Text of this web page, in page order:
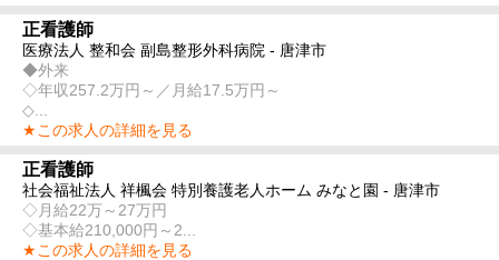
正看護師
医療法人 整和会 副島整形外科病院 - 唐津市
◆外来
◇年収257.2万円～／月給17.5万円～
◇...
★この求人の詳細を見る
正看護師
社会福祉法人 祥楓会 特別養護老人ホーム みなと園 - 唐津市
◇月給22万～27万円
◇基本給210,000円～2...
★この求人の詳細を見る